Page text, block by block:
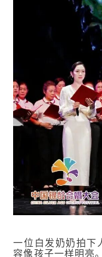
一位白发奶奶拍下
容像孩子一样明亮。